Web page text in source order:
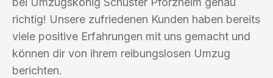
richtig! Unsere zufriedenen Kunden haben bereits
viele positive Erfahrungen mit uns gemacht und
können dir von ihrem reibungslosen Umzug
berichten.